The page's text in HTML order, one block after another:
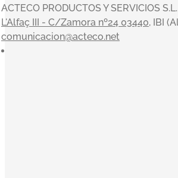
ACTECO PRODUCTOS Y SERVICIOS S.L.
L'Alfaç III - C/Zamora nº24 03440, IBI
comunicacion@acteco.net